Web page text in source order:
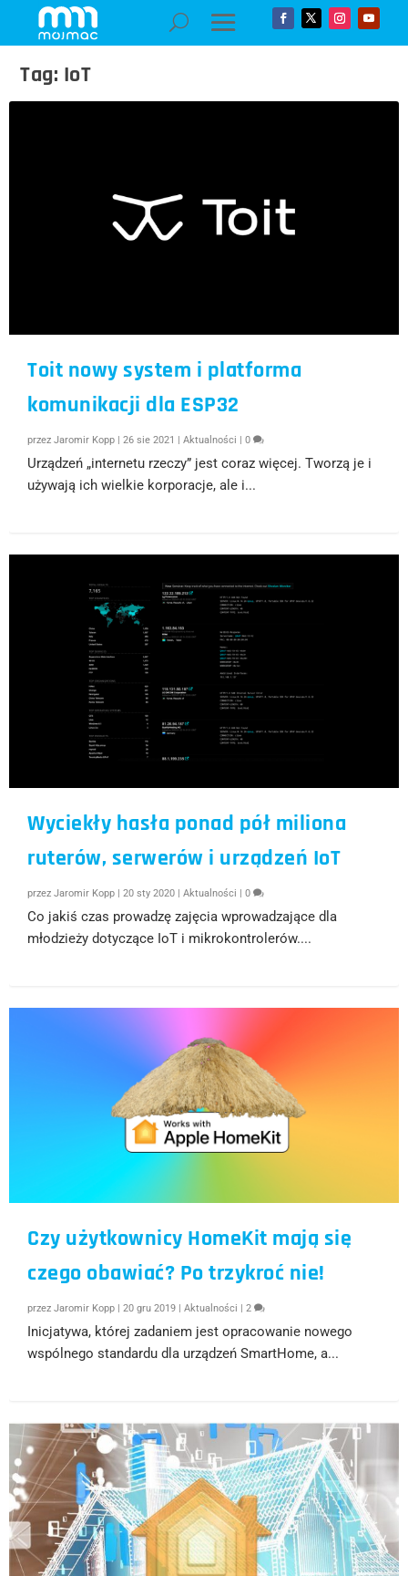
Tag: IoT
Toit nowy system i platforma
komunikacji dla ESP32
przezJaromir Kopp |26 sie 2021 |Aktualności |0
Urządzeń „internetu rzeczy” jest coraz więcej. Tworzą je i
używają ich wielkie korporacje, ale i...
Wyciekły hasła ponad pół miliona
ruterów, serwerów i urządzeń IoT
przezJaromir Kopp |20 sty 2020 |Aktualności |0
Co jakiś czas prowadzę zajęcia wprowadzające dla
młodzieży dotyczące IoT i mikrokontrolerów....
Czy użytkownicy HomeKit mają się
czego obawiać? Po trzykroć nie!
przezJaromir Kopp |20 gru 2019 |Aktualności |2
Inicjatywa, której zadaniem jest opracowanie nowego
wspólnego standardu dla urządzeń SmartHome, a...